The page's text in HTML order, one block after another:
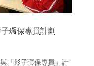
環保專員計劃
「影子環保專員」計